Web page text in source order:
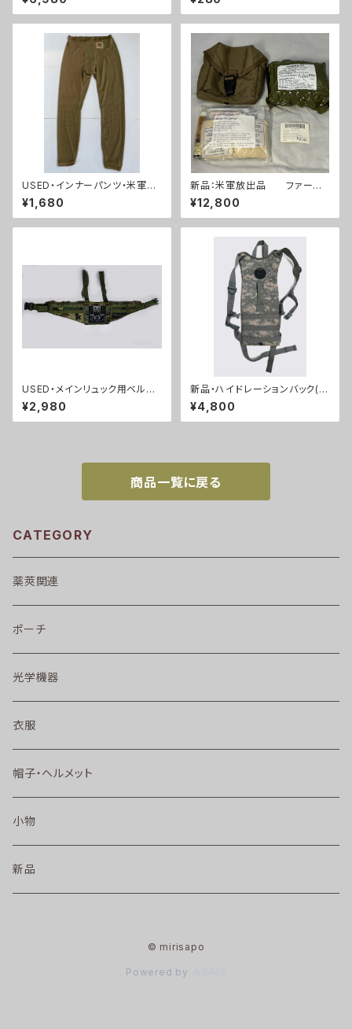
6)
USED・インナーパンツ・米軍放
出品 FROG インナー パン
ツ ズボン(A0154)
¥1,680
新品：米軍放出品 ファースト
エイドキット トラウマキット
フルセット(A0261)
¥12,800
USED・メインリュック用ベルト・
MOLLE2(A0067)
¥2,980
新品・ハイドレーションバック(A
CU)(A0062)
¥4,800
商品一覧に戻る
CATEGORY
薬莢関連
ポーチ
光学機器
衣服
帽子・ヘルメット
小物
新品
© mirisapo
Powered by